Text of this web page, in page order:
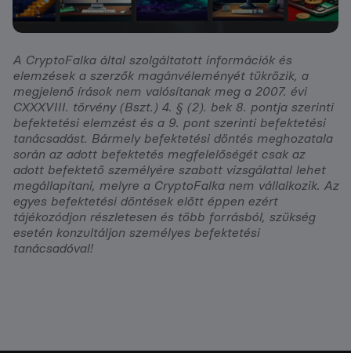
A CryptoFalka által szolgáltatott információk és
elemzések a szerzők magánvéleményét tükrözik, a
megjelenő írások nem valósítanak meg a 2007. évi
CXXXVIII. törvény (Bszt.) 4. § (2). bek 8. pontja szerinti
befektetési elemzést és a 9. pont szerinti befektetési
tanácsadást. Bármely befektetési döntés meghozatala
során az adott befektetés megfelelőségét csak az
adott befektető személyére szabott vizsgálattal lehet
megállapítani, melyre a CryptoFalka nem vállalkozik. Az
egyes befektetési döntések előtt éppen ezért
tájékozódjon részletesen és több forrásból, szükség
esetén konzultáljon személyes befektetési
tanácsadóval!